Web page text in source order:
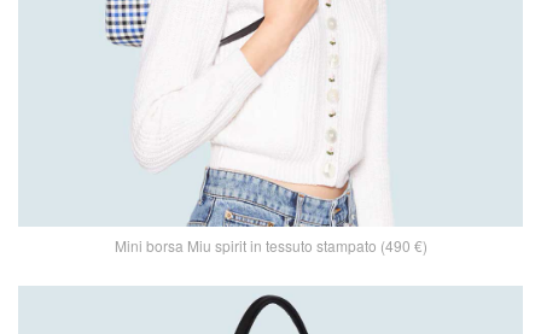
Mini borsa Miu spirit in tessuto stampato (490 €)